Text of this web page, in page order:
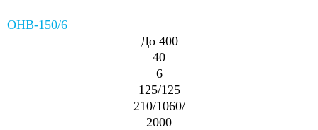
ОНВ-150/6
До 400
40
6
125/125
210/1060/
2000